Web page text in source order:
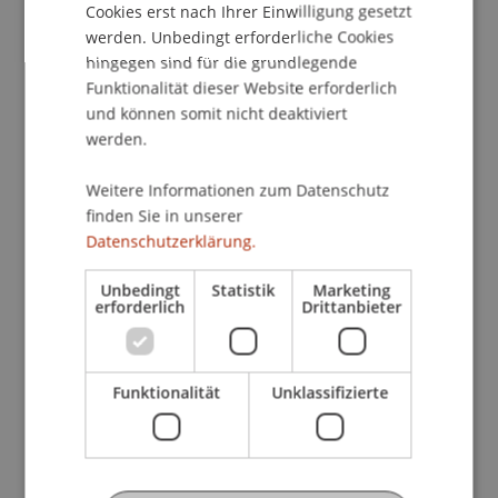
Datenschutzbeauftragte die Geschäftsleitung
und Mitarbeitende bei der Einhaltung der
Datenschutz-Grundverordnung anzuleiten und zu
unterstützen; er hat sie über ihre
datenschutzrechtlichen Pflichten zu belehren und
Verhaltens zu schulen. Gleichzeitig hat er die
Einhaltung der Verordnung im Unternehmen zu
überwachen und ist Anlaufstelle für die
Aufsichtsbehörde. Auf Anfrage berät der
Datenschutzbeauftragte im Zusammenhang mit
der Durchführung einer Datenschutz-
Folgenabschätzung.
Über diese Aufgaben hinaus können dem
Datenschutzbeauftragten weitere Pflichten
Cookies erst nach Ihrer Einwilligung gesetzt
werden. Unbedingt erforderliche Cookies
hingegen sind für die grundlegende
Funktionalität dieser Website erforderlich
und können somit nicht deaktiviert
werden.
Weitere Informationen zum Datenschutz
finden Sie in unserer
Datenschutzerklärung.
Unbedingt
erforderlich
Statistik Marketing
Drittanbieter
Funktionalität Unklassifizierte